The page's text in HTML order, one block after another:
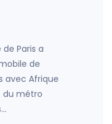
Paris a
de
avec Afrique
du métro